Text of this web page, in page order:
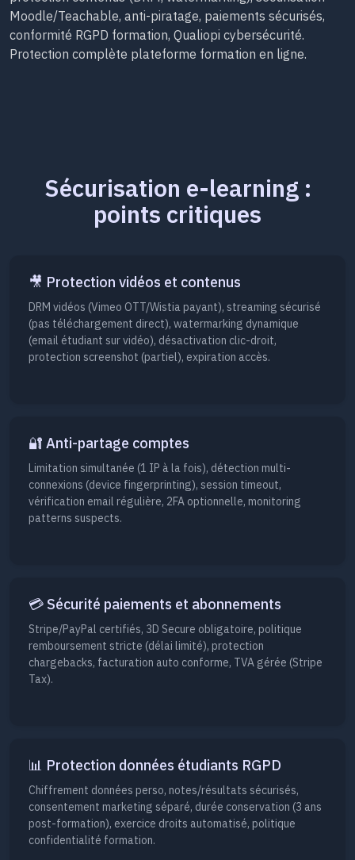
Moodle/Teachable, anti-piratage, paiements sécurisés,
conformité RGPD formation, Qualiopi cybersécurité.
Protection complète plateforme formation en ligne.
Sécurisation e-learning :
points critiques
🎥 Protection vidéos et contenus
DRM vidéos (Vimeo OTT/Wistia payant), streaming sécurisé
(pas téléchargement direct), watermarking dynamique
(email étudiant sur vidéo), désactivation clic-droit,
protection screenshot (partiel), expiration accès.
🔐 Anti-partage comptes
Limitation simultanée (1 IP à la fois), détection multi-
connexions (device fingerprinting), session timeout,
vérification email régulière, 2FA optionnelle, monitoring
patterns suspects.
💳 Sécurité paiements et abonnements
Stripe/PayPal certifiés, 3D Secure obligatoire, politique
remboursement stricte (délai limité), protection
chargebacks, facturation auto conforme, TVA gérée (Stripe
Tax).
📊 Protection données étudiants RGPD
Chiffrement données perso, notes/résultats sécurisés,
consentement marketing séparé, durée conservation (3 ans
post-formation), exercice droits automatisé, politique
confidentialité formation.